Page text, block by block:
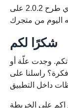
يجري طرح 2.0.2 على App Store وGoogle Play. إذا لم يُحدَّث
شكرًا لكم
وجدت علّة أو